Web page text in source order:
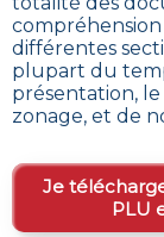
compréhension
différentes
plupart du
présentation, le
zonage, et de
Je
PLU